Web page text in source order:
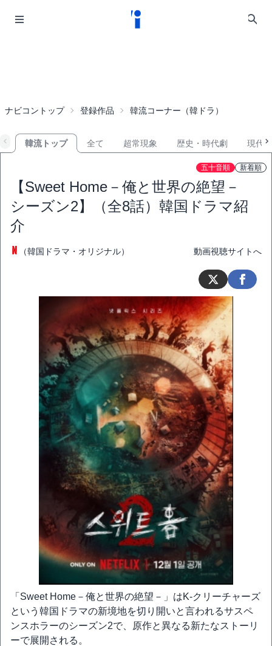
ナビコントップ 登録作品 韓流コーナー（韓ドラ）
韓流トップ 全て 超常現象 歴史・時代劇 現代
五十音順 新着順
【Sweet Home－俺と世界の絶望－
シーズン2】（全8話）韓国ドラマ紹
介
（韓国ドラマ・オリジナル） 動画視聴サイトへ
「Sweet Home－俺と世界の絶望－」はK-クリーチャーズ
という韓国ドラマの新境地を切り開いと言われるサスペ
ンスホラーのシーズン2で、原作と異なる新たなストーリ
ーで展開される。